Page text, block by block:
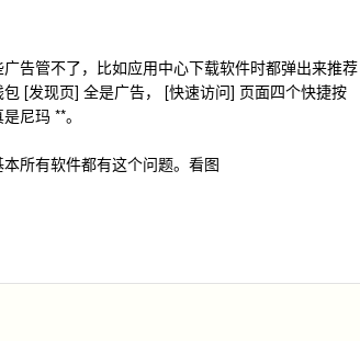
告管不了，比如应用中心下载软件时都弹出来推荐
[发现页] 全是广告， [快速访问] 页面四个快捷按
尼玛 **。
所有软件都有这个问题。看图